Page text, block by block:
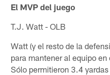
El MVP del juego
T.J. Watt - OLB
Watt (y el resto de la
para mantener al equipo
Sólo permitieron 3.4